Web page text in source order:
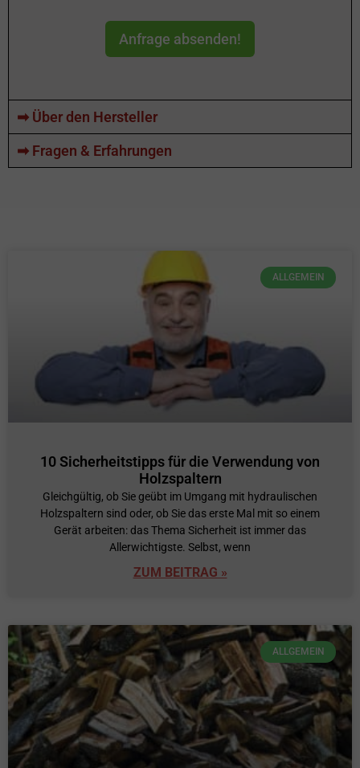
Anfrage absenden!
➡ Über den Hersteller
➡ Fragen & Erfahrungen
ALLGEMEIN
10 Sicherheitstipps für die Verwendung von
Holzspaltern
Gleichgültig, ob Sie geübt im Umgang mit hydraulischen
Holzspaltern sind oder, ob Sie das erste Mal mit so einem
Gerät arbeiten: das Thema Sicherheit ist immer das
Allerwichtigste. Selbst, wenn
ZUM BEITRAG »
ALLGEMEIN